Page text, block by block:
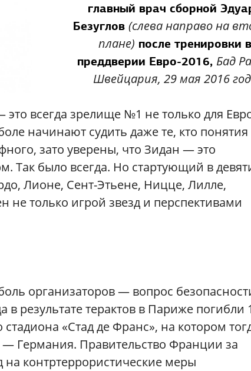
главный врач сборной
Безуглов (слева направо на
плане) после тренировки в
преддверии Евро-2016, Бад
Швейцария, 29 мая 2016
всегда зрелище №1 не только для
начинают судить даже те, кто
зато уверены, что Зидан — это
Так было всегда. Но стартующий в
Лионе, Сент-Этьене, Ницце, Лилле,
не только игрой звезд и перспективами
организаторов — вопрос
в результате терактов в Париже погибли
«Стад де Франс», на котором
Германия. Правительство Франции за
на контртеррористические меры